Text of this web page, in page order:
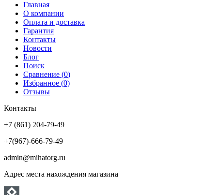
Главная
О компании
Оплата и доставка
Гарантия
Контакты
Новости
Блог
Поиск
Сравнение (0)
Избранное (0)
Отзывы
Контакты
+7 (861) 204-79-49
+7(967)-666-79-49
admin@mihatorg.ru
Адрес места нахождения магазина